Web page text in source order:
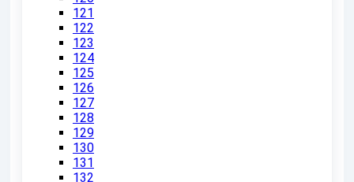
121
122
123
124
125
126
127
128
129
130
131
132